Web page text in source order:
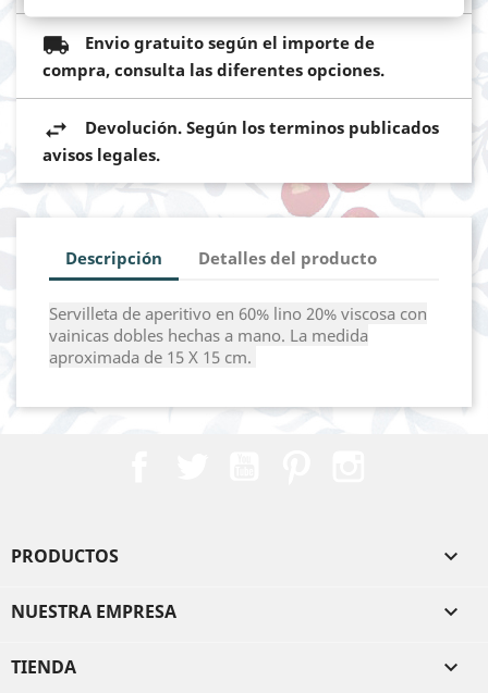
Envio gratuito según el importe de
compra, consulta las diferentes opciones.
Devolución. Según los terminos publicados
avisos legales.
Descripción Detalles del producto
Servilleta de aperitivo en 60% lino 20% viscosa con
vainicas dobles hechas a mano. La medida
aproximada de 15 X 15 cm.
PRODUCTOS 
NUESTRA EMPRESA 
TIENDA 